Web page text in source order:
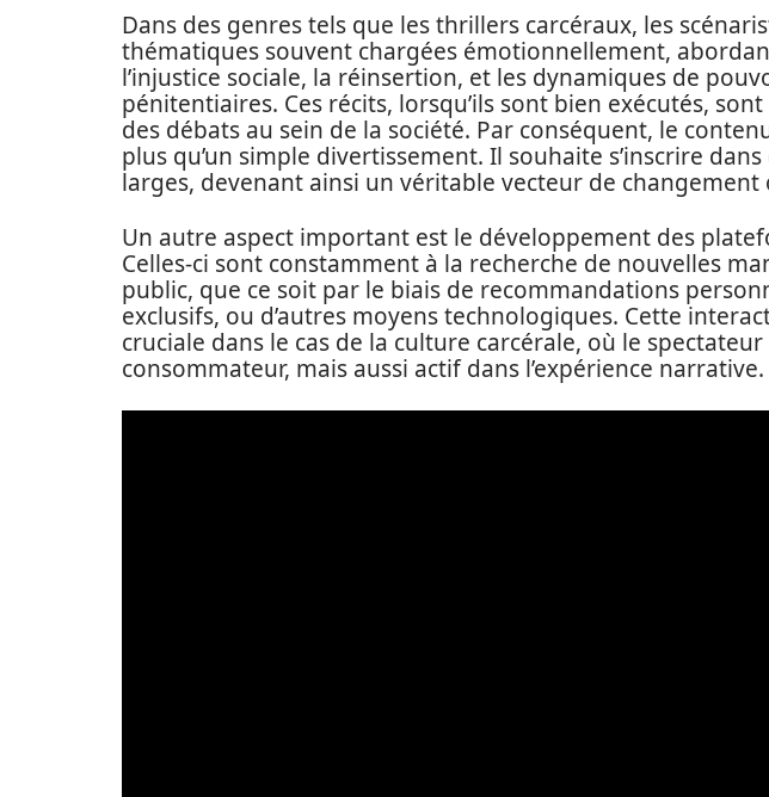
Dans des genres tels que les thrillers carcéraux, les
thématiques souvent chargées émotionnellement,
l’injustice sociale, la réinsertion, et les dynamiques de
pénitentiaires. Ces récits, lorsqu’ils sont bien exécutés,
des débats au sein de la société. Par conséquent, le
plus qu’un simple divertissement. Il souhaite s’inscrire
larges, devenant ainsi un véritable vecteur de changement
Un autre aspect important est le développement des
Celles-ci sont constamment à la recherche de nouvelles
public, que ce soit par le biais de recommandations
exclusifs, ou d’autres moyens technologiques. Cette
cruciale dans le cas de la culture carcérale, où le
consommateur, mais aussi actif dans l’expérience narrative.